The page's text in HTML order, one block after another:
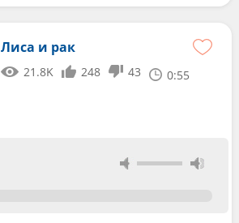
Лиса и рак
21.8K 248 43 0:55